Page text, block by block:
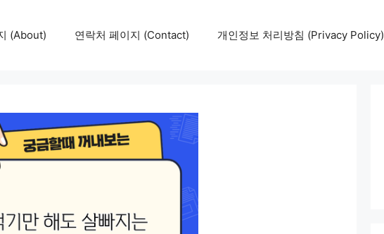
(About) 연락처 페이지 (Contact) 개인정보 처리방침 (Privacy Policy)